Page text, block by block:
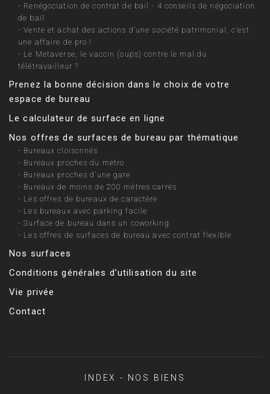
- Renégociation de contrat de bail - 4 conseils de négociation
de bail
-Vente et achat des actions d’une société patrimonial, c’est
une affaire de pro !
- Le Metaverse, le vaccin (oups) contre le mal du
télétravailleur ?
Prenez la bonne décision dans le choix de votre
espace de bureau
Le calculateur de surface en ligne
Nos offres de surfaces de bureau par thématique
- Bureaux cloisonnés
- Bureaux proches du métro
- Bureaux proches d’une gare
- Bureaux de moins de 200 mètres carrés
- Les offres de bureaux de caractère
- Les bureaux avec parking facile
-Surface de bureau dans un coworking
- Les offres de surfaces de bureau avec contrat flexible
Nos surfaces
Conditions générales d’utilisation du site
Vie privée
Contact
INDEX - NOS BIENS